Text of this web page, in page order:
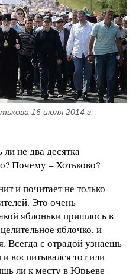
16 июля 2014 г.
не два десятка
Почему – Хотьково?
и почитает не только
Это очень
яблоньки пришлось в
яблочко, и
Всегда с отрадой узнаешь
воспитывался тот или
ли к месту в Юрьеве-